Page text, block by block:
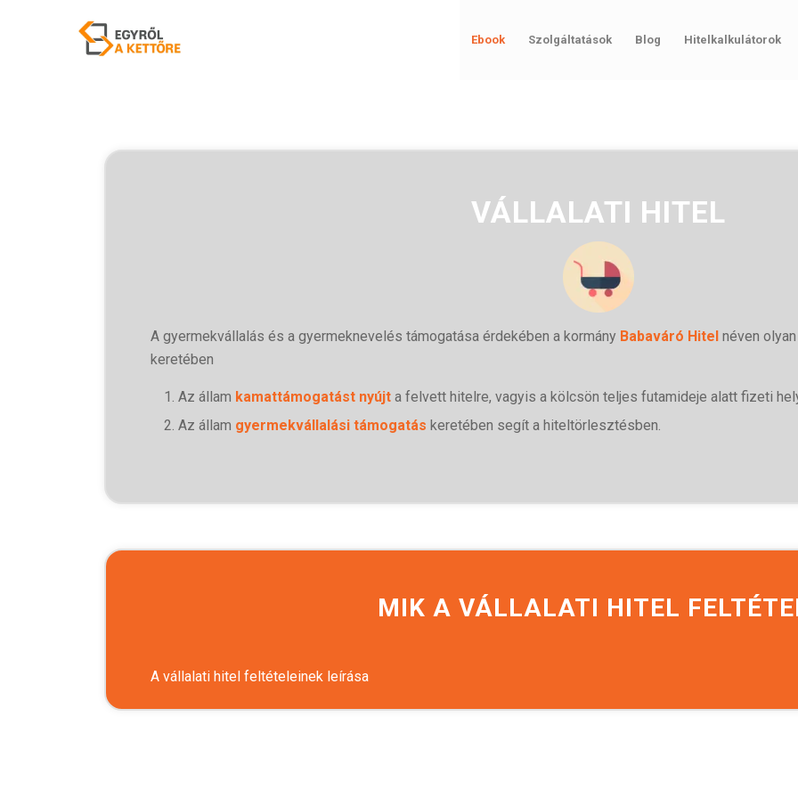
Ebook Szolgáltatások Blog Hitelkalkulátorok
VÁLLALATI HITEL
A gyermekvállalás és a gyermeknevelés támogatása érdekében a kormány Babaváró Hitel néven
keretében
Az állam kamattámogatást nyújt a felvett hitelre, vagyis a kölcsön teljes futamideje alatt fizeti
Az állam gyermekvállalási támogatás keretében segít a hiteltörlesztésben.
MIK A VÁLLALATI HITEL
A vállalati hitel feltételeinek leírása